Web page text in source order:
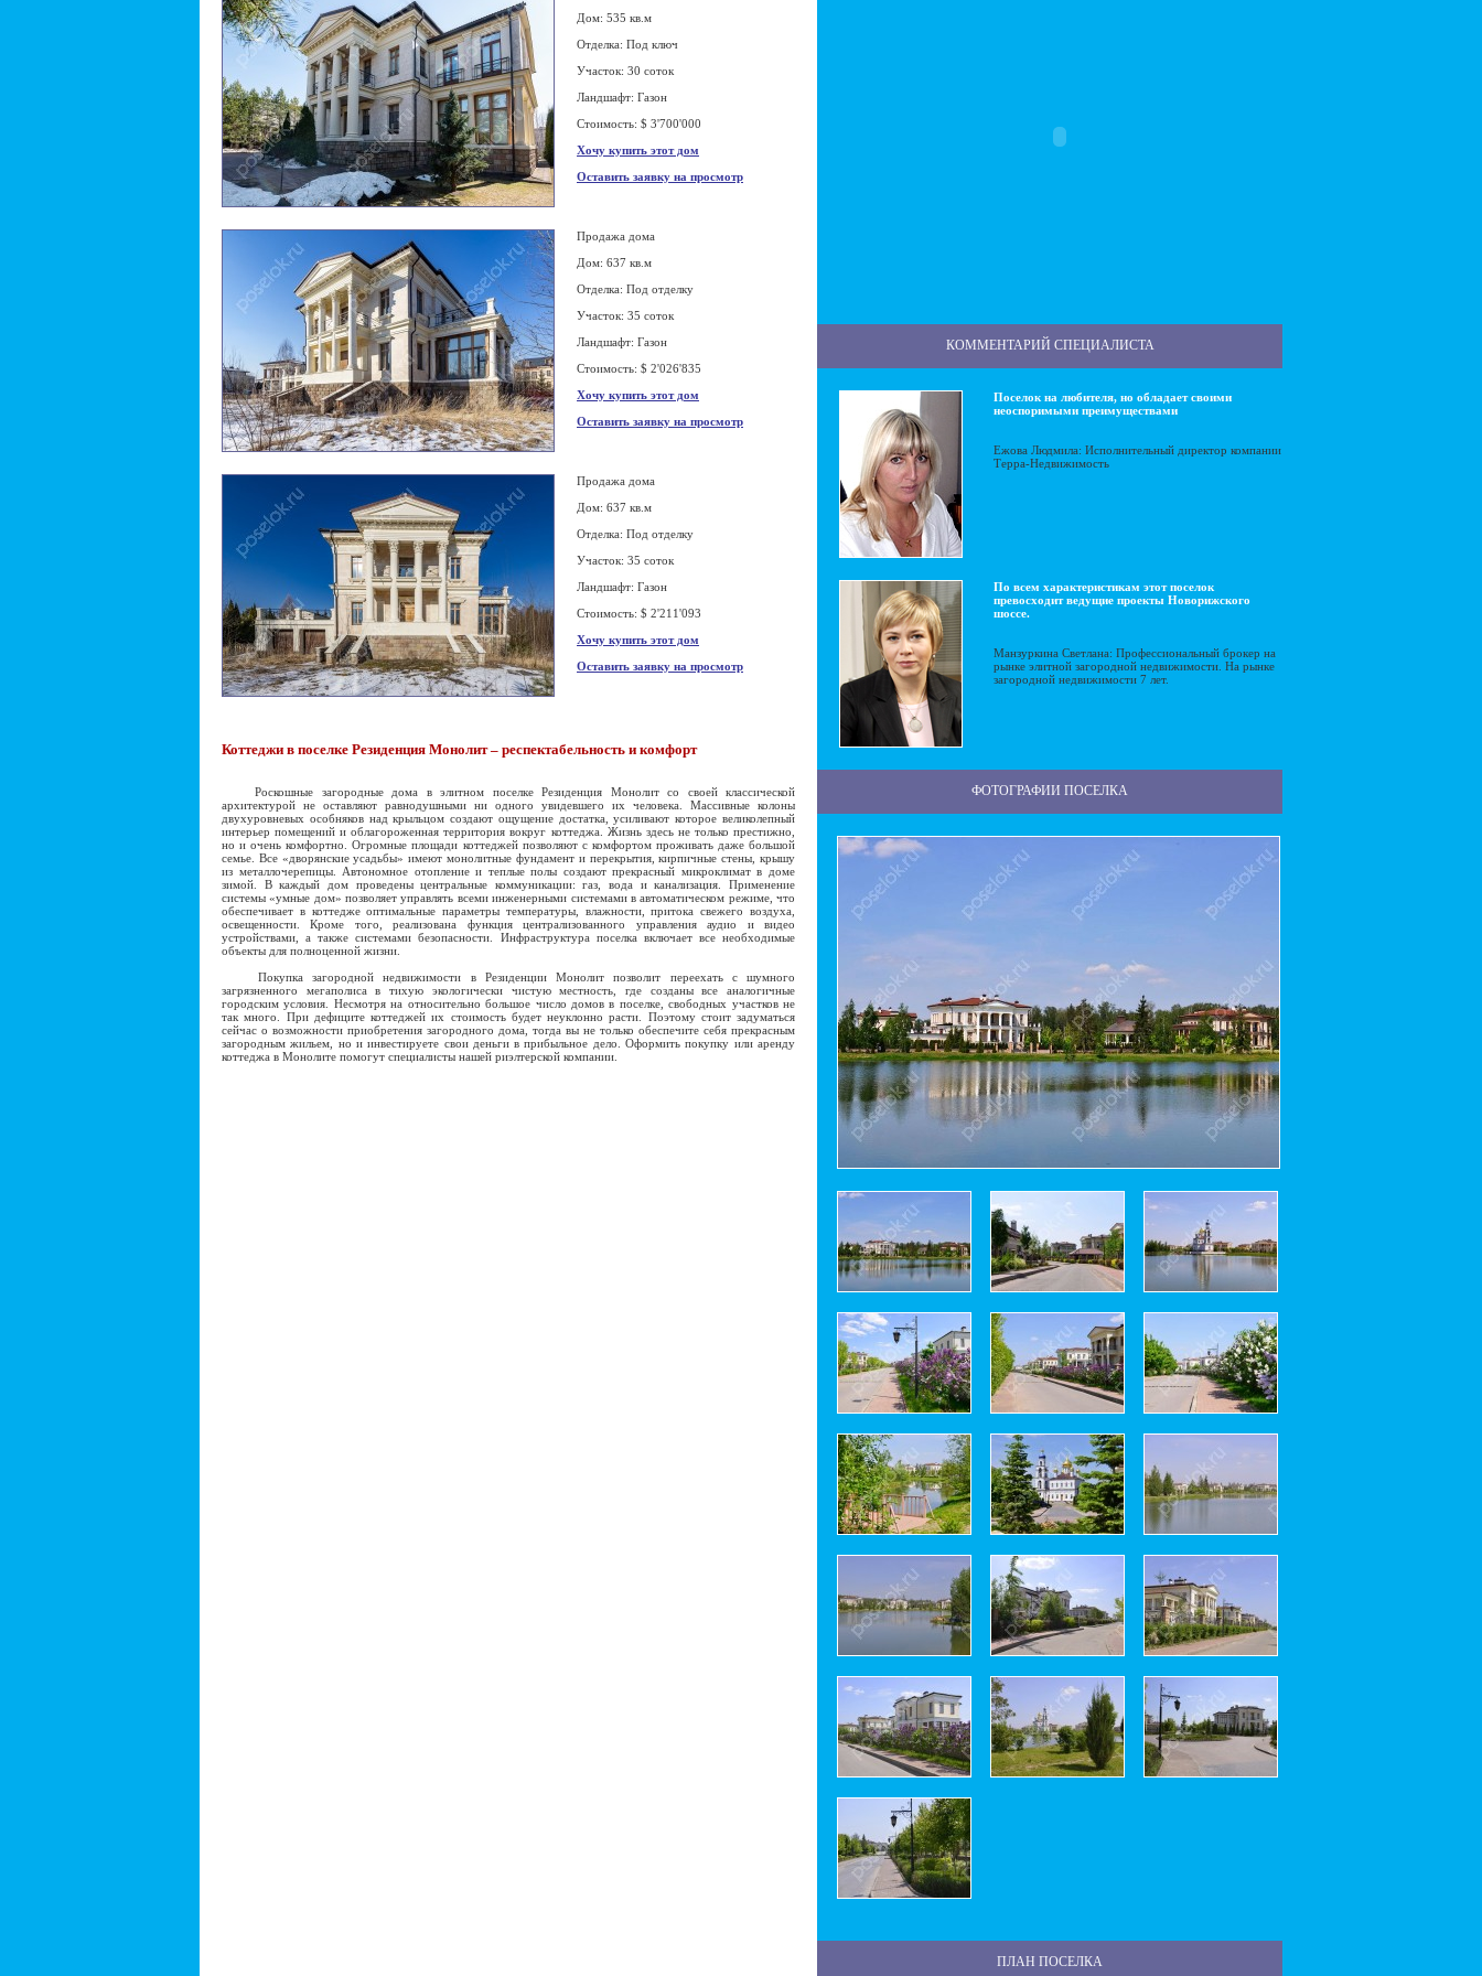
Дом: 535 кв.м
Отделка: Под ключ
Участок: 30 соток
Ландшафт: Газон
Стоимость: $ 3'700'000
Хочу купить этот дом
Оставить заявку на просмотр
Продажа дома
Дом: 637 кв.м
Отделка: Под отделку
Участок: 35 соток
Ландшафт: Газон
Стоимость: $ 2'026'835
Хочу купить этот дом
Оставить заявку на просмотр
Продажа дома
Дом: 637 кв.м
Отделка: Под отделку
Участок: 35 соток
Ландшафт: Газон
Стоимость: $ 2'211'093
Хочу купить этот дом
Оставить заявку на просмотр
Коттеджи в поселке Резиденция Монолит – респектабельность и комфорт
Роскошные загородные дома в элитном поселке Резиденция Монолит со своей классической
архитектурой не оставляют равнодушными ни одного увидевшего их человека. Массивные колоны
двухуровневых особняков над крыльцом создают ощущение достатка, усиливают которое великолепный
интерьер помещений и облагороженная территория вокруг коттеджа. Жизнь здесь не только престижно,
но и очень комфортно. Огромные площади коттеджей позволяют с комфортом проживать даже большой
семье. Все «дворянские усадьбы» имеют монолитные фундамент и перекрытия, кирпичные стены, крышу
из металлочерепицы. Автономное отопление и теплые полы создают прекрасный микроклимат в доме
зимой. В каждый дом проведены центральные коммуникации: газ, вода и канализация. Применение
системы «умные дом» позволяет управлять всеми инженерными системами в автоматическом режиме, что
обеспечивает в коттедже оптимальные параметры температуры, влажности, притока свежего воздуха,
освещенности. Кроме того, реализована функция централизованного управления аудио и видео
устройствами, а также системами безопасности. Инфраструктура поселка включает все необходимые
объекты для полноценной жизни.
Покупка загородной недвижимости в Резиденции Монолит позволит переехать с шумного
загрязненного мегаполиса в тихую экологически чистую местность, где созданы все аналогичные
городским условия. Несмотря на относительно большое число домов в поселке, свободных участков не
так много. При дефиците коттеджей их стоимость будет неуклонно расти. Поэтому стоит задуматься
сейчас о возможности приобретения загородного дома, тогда вы не только обеспечите себя прекрасным
загородным жильем, но и инвестируете свои деньги в прибыльное дело. Оформить покупку или аренду
коттеджа в Монолите помогут специалисты нашей риэлтерской компании.
КОММЕНТАРИЙ СПЕЦИАЛИСТА
Поселок на любителя, но обладает своими
неоспоримыми преимуществами
Ежова Людмила: Исполнительный директор компании
Терра-Недвижимость
По всем характеристикам этот поселок
превосходит ведущие проекты Новорижского
шоссе.
Манзуркина Светлана: Профессиональный брокер на
рынке элитной загородной недвижимости. На рынке
загородной недвижимости 7 лет.
ФОТОГРАФИИ ПОСЕЛКА
ПЛАН ПОСЕЛКА